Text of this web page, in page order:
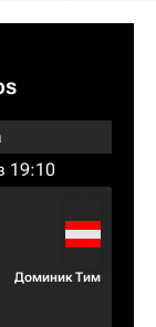
19:10
Доминик Тим